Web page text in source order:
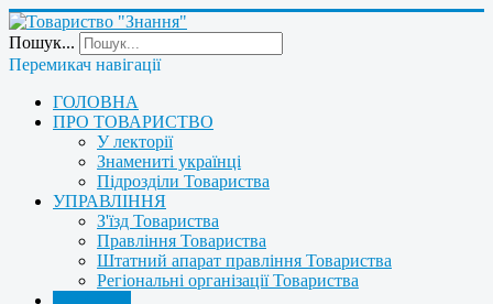
Пошук...
Перемикач навігації
ГОЛОВНА
ПРО ТОВАРИСТВО
У лекторії
Знамениті українці
Підрозділи Товариства
УПРАВЛІННЯ
З'їзд Товариства
Правління Товариства
Штатний апарат правління Товариства
Регіональні організації Товариства